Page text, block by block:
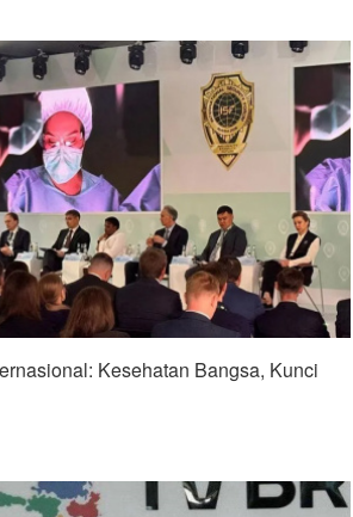
Kesehatan Bangsa, Kunci